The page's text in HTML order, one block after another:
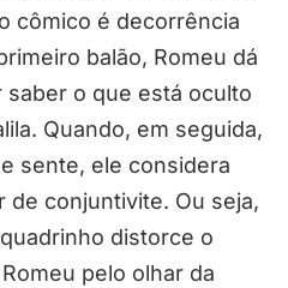
cômico é decorrência
balão, Romeu dá
o que está oculto
Quando, em seguida,
sente, ele considera
de conjuntivite. Ou seja,
distorce o
pelo olhar da